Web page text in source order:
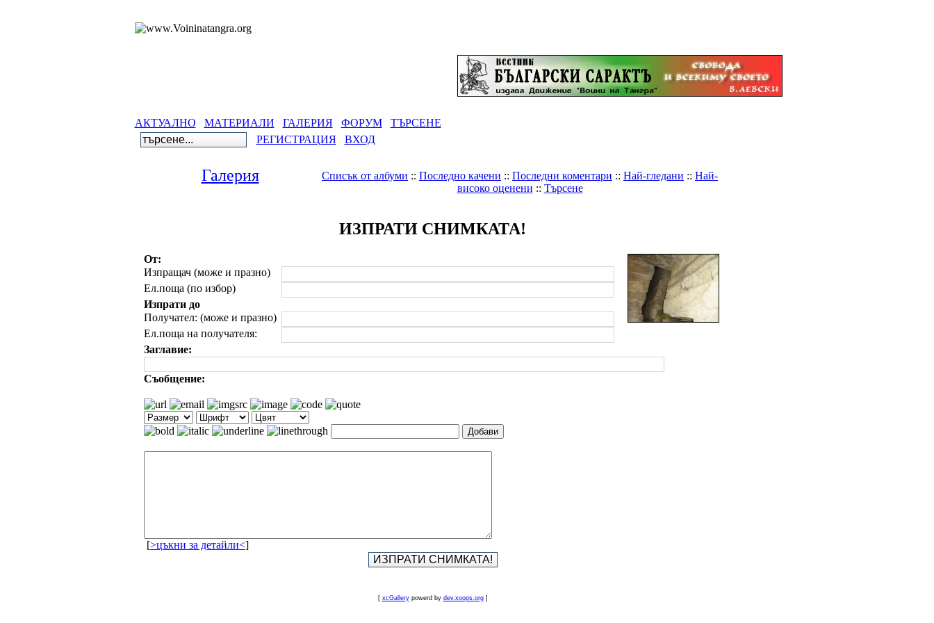
АКТУАЛНО МАТЕРИАЛИ ГАЛЕРИЯ ФОРУМ
ТЪРСЕНЕ
РЕГИСТРАЦИЯ
ВХОД
Галерия Списък от албуми :: Последно качени :: Последни коментари :: Най-гледани :: Най-
високо оценени :: Търсене
ИЗПРАТИ СНИМКАТА!
От:
Изпращач (може и празно)
Ел.поща (по избор)
Изпрати до
Получател: (може и празно)
Ел.поща на получателя:
Заглавие:
Съобщение:
[>цъкни за детайли<]
[ xcGallerypowerd by dev.xoops.org]